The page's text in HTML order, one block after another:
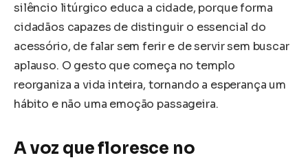
silêncio litúrgico educa a cidade, porque forma
cidadãos capazes de distinguir o essencial do
acessório, de falar sem ferir e de servir sem buscar
aplauso. O gesto que começa no templo
reorganiza a vida inteira, tornando a esperança um
hábito e não uma emoção passageira.
A voz que floresce no